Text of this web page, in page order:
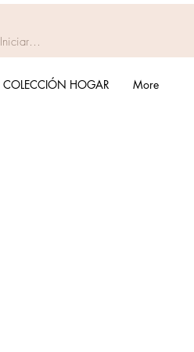
Iniciar sesión
COLECCIÓN HOGAR More